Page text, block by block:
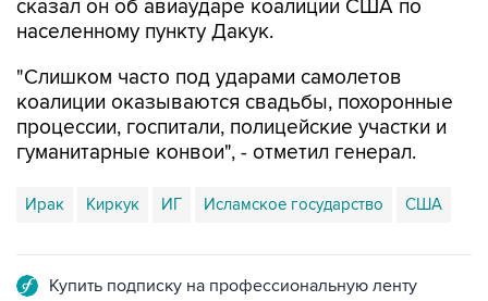
"Слишком часто под ударами самолетов
процессии, госпитали, полицейские участки и
гуманитарные конвои", - отметил генерал.
Ирак Киркук ИГ Исламское государство США
Подписаться на рассылку главных новостей сайта